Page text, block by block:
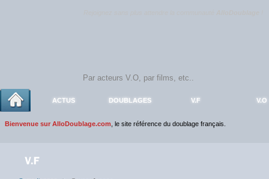
ACTUS DOUBLAGES V.F V.O
Bienvenue sur AlloDoublage.com , le site référence du doublage français.